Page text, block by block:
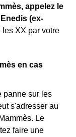
appelez le
(ex-
les XX par votre
en cas
panne sur les
s'adresser au
Le
faire une